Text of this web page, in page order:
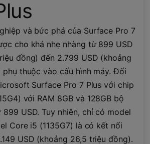
và bức phá của Surface Pro 7
cho khá nhẹ nhàng từ 899 USD
đồng) đến 2.799 USD (khoảng
thuộc vào cấu hình máy. Đối
Surface Pro 7 Plus với chip
với RAM 8GB và 128GB bộ
USD. Tuy nhiên, chỉ có model
Core i5 (1135G7) là có kết nối
USD (khoảng 26,5 triệu đồng).